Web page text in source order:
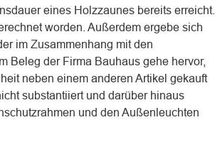
eines Holzzaunes bereits erreicht.
worden. Außerdem ergebe sich
im Zusammenhang mit den
Beleg der Firma Bauhaus gehe hervor,
neben einem anderen Artikel gekauft
substantiiert und darüber hinaus
und den Außenleuchten